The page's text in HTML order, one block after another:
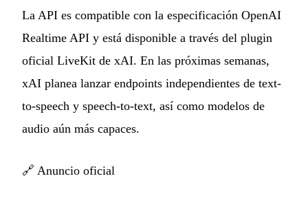
La API es compatible con la especificación OpenAI
Realtime API y está disponible a través del plugin
oficial LiveKit de xAI. En las próximas semanas,
xAI planea lanzar endpoints independientes de text-
to-speech y speech-to-text, así como modelos de
audio aún más capaces.
🔗 Anuncio oficial